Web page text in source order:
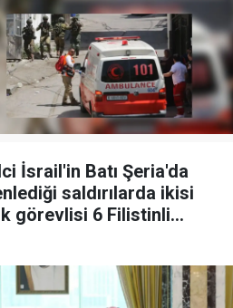
İsrail'in Batı Şeria'da
saldırılarda ikisi
görevlisi 6 Filistinli